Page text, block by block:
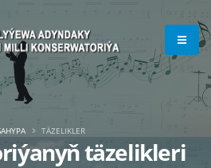
täzelikleri
TÄZELIKLER